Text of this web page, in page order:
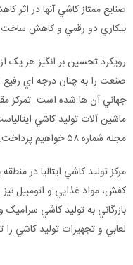
صنايع ممتاز کاشي آنها در
بيکاري دو رقمي و کاهش
رويکرد تحسين بر انگيز هر يک
صنعت را به چنان درجه اي رفيع
جهاني آن ها شده است. تمرکز
ماشين آلات توليد کاشي
مجله شماره ۵۸ خواهيم پرداخت.
مرکز توليد کاشي ايتاليا در
کفش، مواد غذايي و اتومبيل
بازرگاني به توليد کاشي
لعابي و تجهيزات توليد کاشي